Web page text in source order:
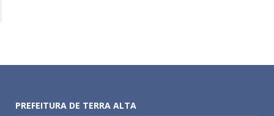
PREFEITURA DE TERRA ALTA